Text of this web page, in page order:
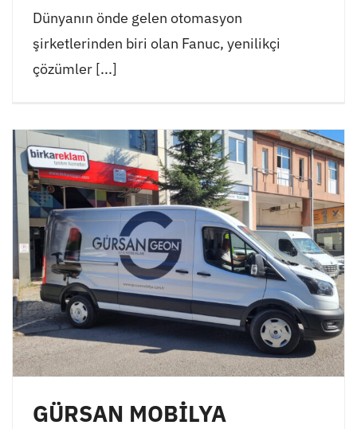
Dünyanın önde gelen otomasyon
şirketlerinden biri olan Fanuc, yenilikçi
çözümler [...]
GÜRSAN MOBİLYA